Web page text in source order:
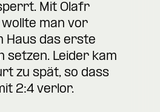
Mit Olafr
man vor
Haus das erste
setzen. Leider kam
zu spät, so dass
2:4 verlor.